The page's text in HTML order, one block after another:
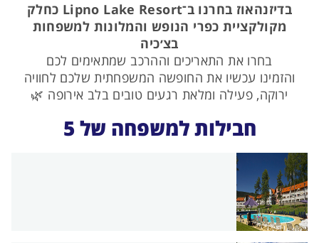
בדיזנהאוז בחרנו ב־Lipno Lake Resort כחלק
מקולקציית כפרי הנופש והמלונות למשפחות
בצ׳כיה
בחרו את התאריכים וההרכב שמתאימים לכם
והזמינו עכשיו את החופשה המשפחתית שלכם לחוויה
ירוקה, פעילה ומלאת רגעים טובים בלב אירופה 🌿
חבילות למשפחה של 5